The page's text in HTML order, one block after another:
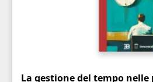
La gestione del tempo nelle